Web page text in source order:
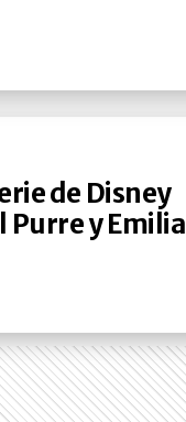
de Disney
Purre y Emilia